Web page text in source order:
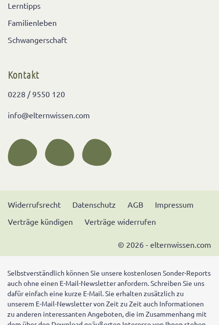
Lerntipps
Familienleben
Schwangerschaft
Kontakt
0228 / 9550 120
info@elternwissen.com
Widerrufsrecht Datenschutz AGB
Impressum
Verträge kündigen
Verträge widerrufen
© 2026 - elternwissen.com
Selbstverständlich können Sie unsere kostenlosen Sonder-Reports
auch ohne einen E-Mail-Newsletter anfordern. Schreiben Sie uns
dafür einfach eine kurze E-Mail. Sie erhalten zusätzlich zu
unserem E-Mail-Newsletter von Zeit zu Zeit auch Informationen
zu anderen interessanten Angeboten, die im Zusammenhang mit